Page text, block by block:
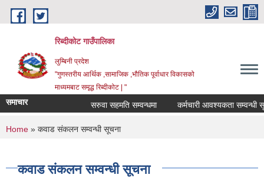
Skip to main content
रिब्दीकोट गाउँपालिका
लुम्बिनी प्रदेश
"गुणस्तरीय आर्थिक ,सामाजिक ,भौतिक पूर्वाधार विकासको
माध्यमबाट समृद्ध रिब्दीकोट | "
समाचार सरुवा सहमति सम्वन्धमा कर्मचारी आवश्यकता सम्वन्धी सूचना
You are here
Home » कवाड संकलन सम्वन्धी सूचना
कवाड संकलन सम्वन्धी सूचना